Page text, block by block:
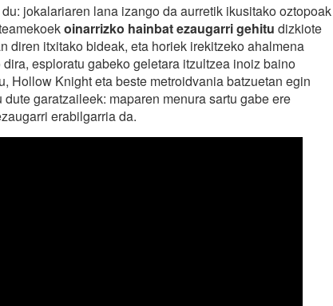
jokalariaren lana izango da aurretik ikusitako oztopoak
oinarrizko hainbat ezaugarri gehitu dizkiote
diren itxitako bideak, eta horiek irekitzeko ahalmena
esploratu gabeko geletara itzultzea inoiz baino
Hollow Knight eta beste metroidvania batzuetan egin
garatzaileek: maparen menura sartu gabe ere
erabilgarria da.